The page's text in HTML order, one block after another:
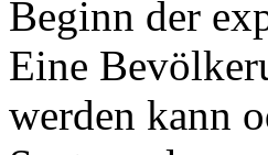
Beginn der
Eine
werden kann